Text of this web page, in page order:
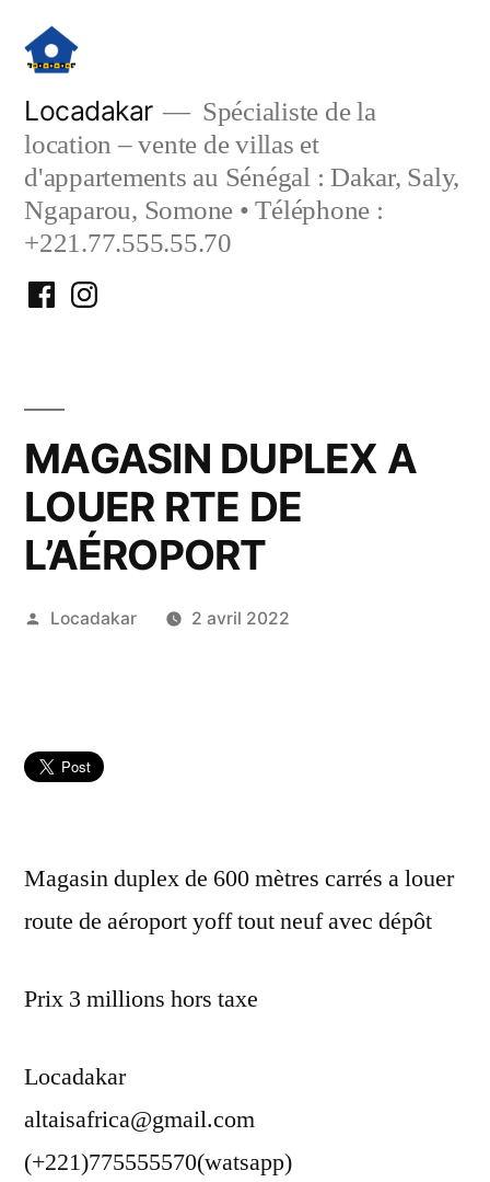
contenu
Locadakar
Spécialiste de la
location – vente de villas et
d'appartements au Sénégal : Dakar, Saly,
Ngaparou, Somone • Téléphone :
+221.77.555.55.70
FacebookInstagram
MAGASIN DUPLEX A
LOUER RTE DE
L’AÉROPORT
Publié
Locadakar 2 avril 2022
Magasin duplex de 600 mètres carrés a louer
route de aéroport yoff tout neuf avec dépôt
Prix 3 millions hors taxe
Locadakar
altaisafrica@gmail.com
(+221)775555570(watsapp)